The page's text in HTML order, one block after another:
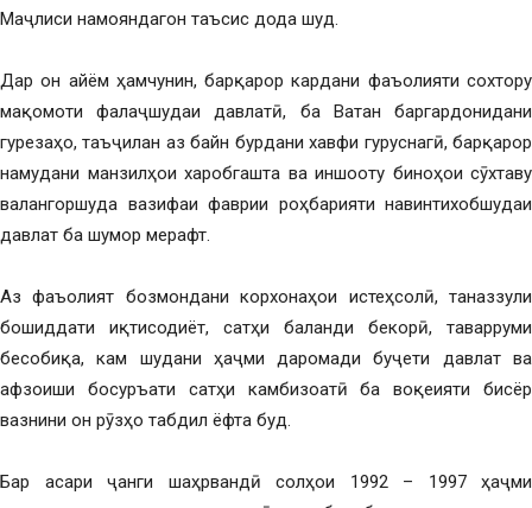
Маҷлиси намояндагон таъсис дода шуд.
Дар он айём ҳамчунин, барқарор кардани фаъолияти сохтору
мақомоти фалаҷшудаи давлатӣ, ба Ватан баргардонидани
гурезаҳо, таъҷилан аз байн бурдани хавфи гуруснагӣ, барқарор
намудани манзилҳои харобгашта ва иншооту биноҳои сӯхтаву
валангоршуда вазифаи фаврии роҳбарияти навинтихобшудаи
давлат ба шумор мерафт.
Аз фаъолият бозмондани корхонаҳои истеҳсолӣ, таназзули
бошиддати иқтисодиёт, сатҳи баланди бекорӣ, таварруми
бесобиқа, кам шудани ҳаҷми даромади буҷети давлат ва
афзоиши босуръати сатҳи камбизоатӣ ба воқеияти бисёр
вазнини он рӯзҳо табдил ёфта буд.
Бар асари ҷанги шаҳрвандӣ солҳои 1992 – 1997 ҳаҷми